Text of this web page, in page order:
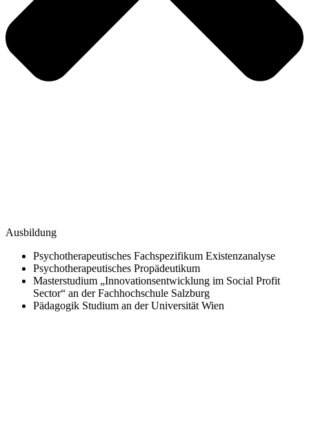
Ausbildung
Psychotherapeutisches Fachspezifikum Existenzanalyse
Psychotherapeutisches Propädeutikum
Masterstudium „Innovationsentwicklung im Social Profit
Sector“ an der Fachhochschule Salzburg
Pädagogik Studium an der Universität Wien